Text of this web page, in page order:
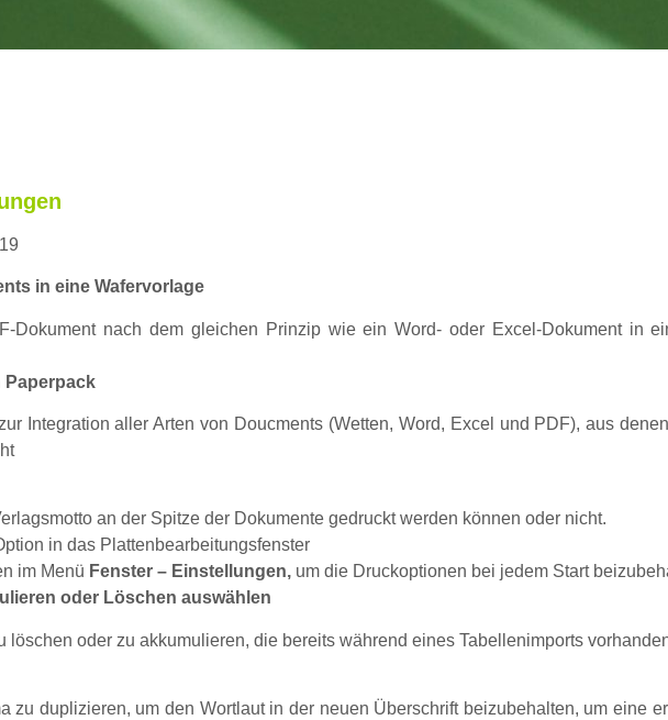
in eine Wafervorlage
Dokument nach dem gleichen Prinzip wie ein Word- oder Excel-Dokument in
Paperpack
Integration aller Arten von Doucments (Wetten, Word, Excel und PDF), aus
an der Spitze der Dokumente gedruckt werden können oder nicht.
in das Plattenbearbeitungsfenster
im Menü Fenster – Einstellungen, um die Druckoptionen bei jedem Start
oder Löschen auswählen
löschen oder zu akkumulieren, die bereits während eines Tabellenimports
zu duplizieren, um den Wortlaut in der neuen Überschrift beizubehalten, um eine